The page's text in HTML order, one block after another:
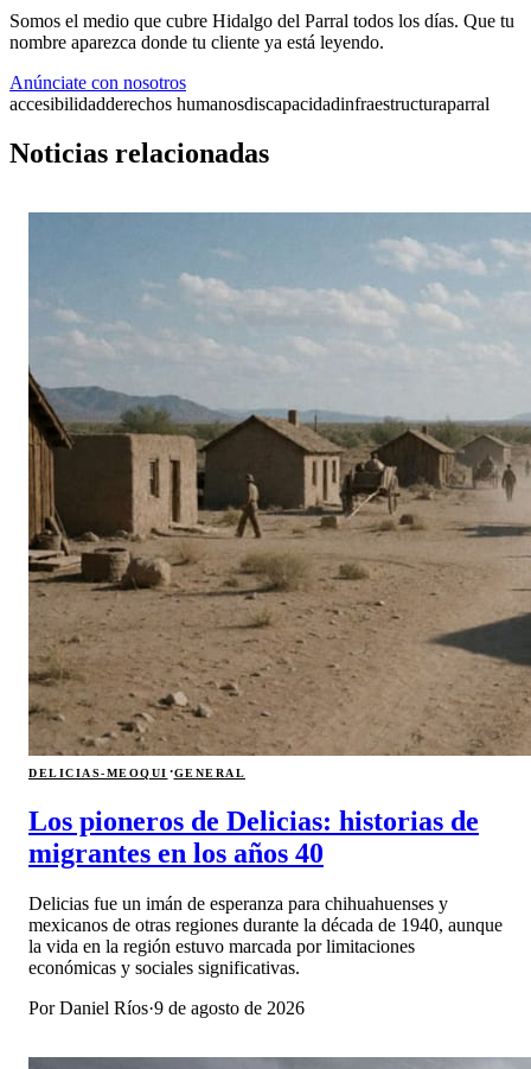
Somos el medio que cubre Hidalgo del Parral todos los días. Que tu
nombre aparezca donde tu cliente ya está leyendo.
Anúnciate con nosotros
accesibilidadderechos humanosdiscapacidadinfraestructuraparral
Noticias relacionadas
DELICIAS-MEOQUI ·GENERAL
Los pioneros de Delicias: historias de
migrantes en los años 40
Delicias fue un imán de esperanza para chihuahuenses y
mexicanos de otras regiones durante la década de 1940, aunque
la vida en la región estuvo marcada por limitaciones
económicas y sociales significativas.
PorDaniel Ríos·9 de agosto de 2026